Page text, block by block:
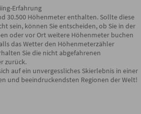
Erfahrung
30.500 Höhenmeter enthalten. Sollte diese
sein, können Sie entscheiden, ob Sie in der
oder vor Ort weitere Höhenmeter buchen
das Wetter den Höhenmeterzähler
Sie die nicht abgefahrenen
zurück.
auf ein unvergessliches Skierlebnis in einer
und beeindruckendsten Regionen der Welt!